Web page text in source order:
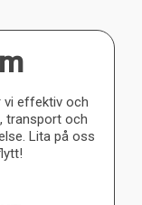
vi effektiv och
transport och
Lita på oss